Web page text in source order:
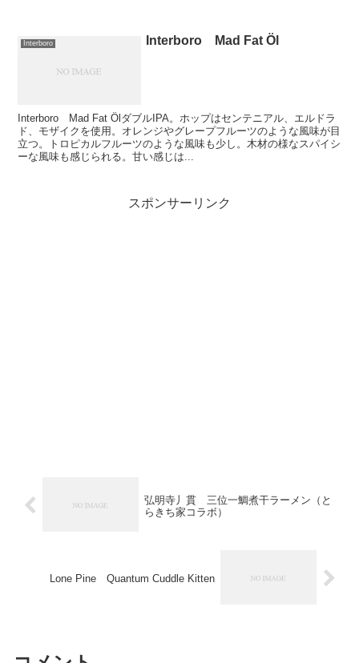
Interboro Interboro Mad Fat Öl
Interboro Mad Fat ÖlダブルIPA。ホップはセンテニアル、エルドラ
ド、モザイクを使用。オレンジやグレープフルーツのような風味が目
立つ。トロピカルフルーツのような風味も少し。木材の様なスパイシ
ーな風味も感じられる。甘い感じは...
スポンサーリンク
弘明寺丿貫 三位一鯛煮干ラーメン（と
らきち家コラボ）
Lone Pine Quantum Cuddle Kitten